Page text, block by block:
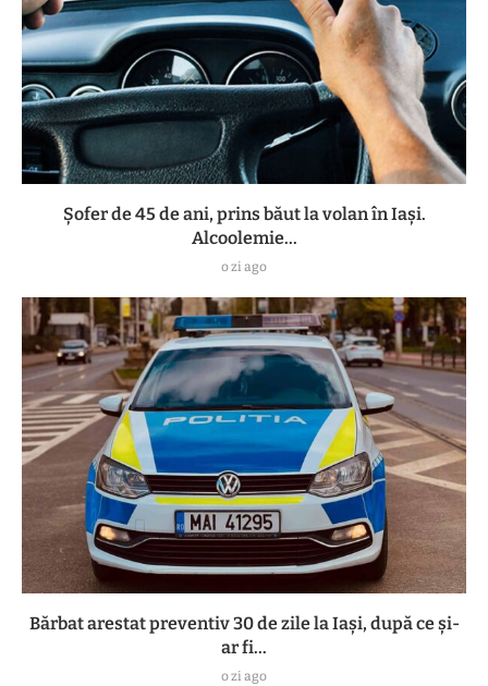
Șofer de 45 de ani, prins băut la volan în Iași.
Alcoolemie...
o zi ago
Bărbat arestat preventiv 30 de zile la Iași, după ce și-
ar fi...
o zi ago